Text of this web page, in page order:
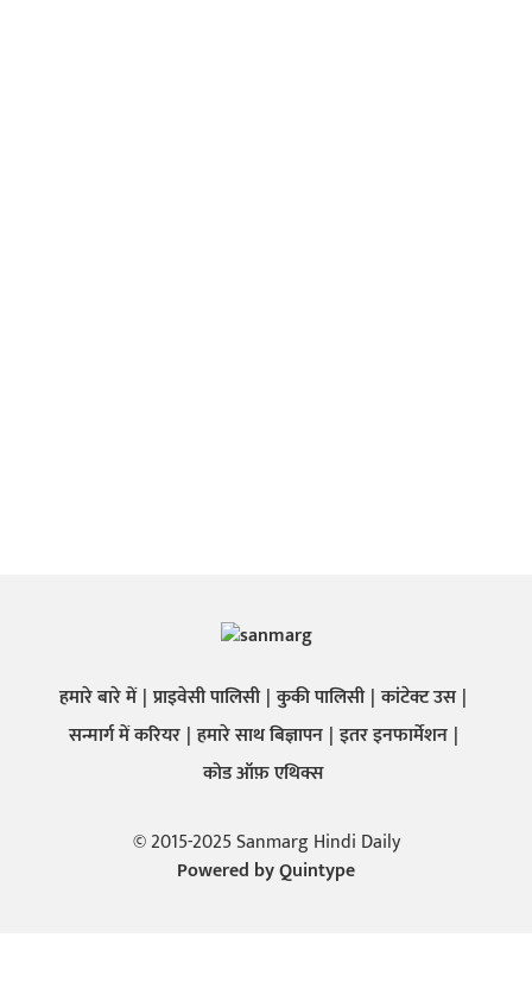
हमारे बारे में प्राइवेसी पालिसी कुकी पालिसी कांटेक्ट उस
सन्मार्ग में करियर हमारे साथ बिज्ञापन इतर इनफार्मेशन
कोड ऑफ़ एथिक्स
© 2015-2025 Sanmarg Hindi Daily
Powered byQuintype